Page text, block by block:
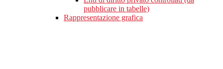
pubblicare in tabelle)
Rappresentazione grafica